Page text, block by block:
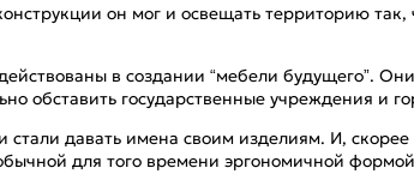
он мог и освещать территорию
в создании “мебели будущего”.
обставить государственные учреждения и
давать имена своим изделиям. И,
для того времени эргономичной